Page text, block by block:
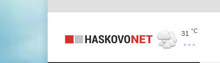
31 °C